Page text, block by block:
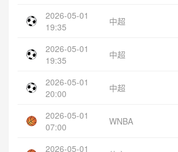
2026-05-01
19:35
中超
2026-05-01
19:35
中超
2026-05-01
20:00
中超
2026-05-01
07:00
WNBA
2026-05-01